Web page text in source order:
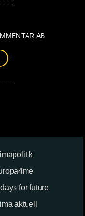
AB
for future
aktuell